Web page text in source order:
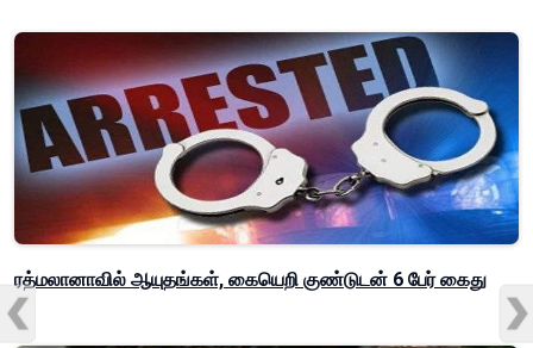
ரத்மலானாவில் ஆயுதங்கள், கையெறி குண்டுடன் 6 பேர் கைது